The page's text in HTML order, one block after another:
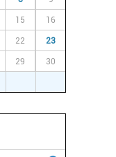
15 16
22 23
29 30